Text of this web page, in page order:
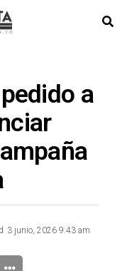
a
3 junio, 2026 9:43 am